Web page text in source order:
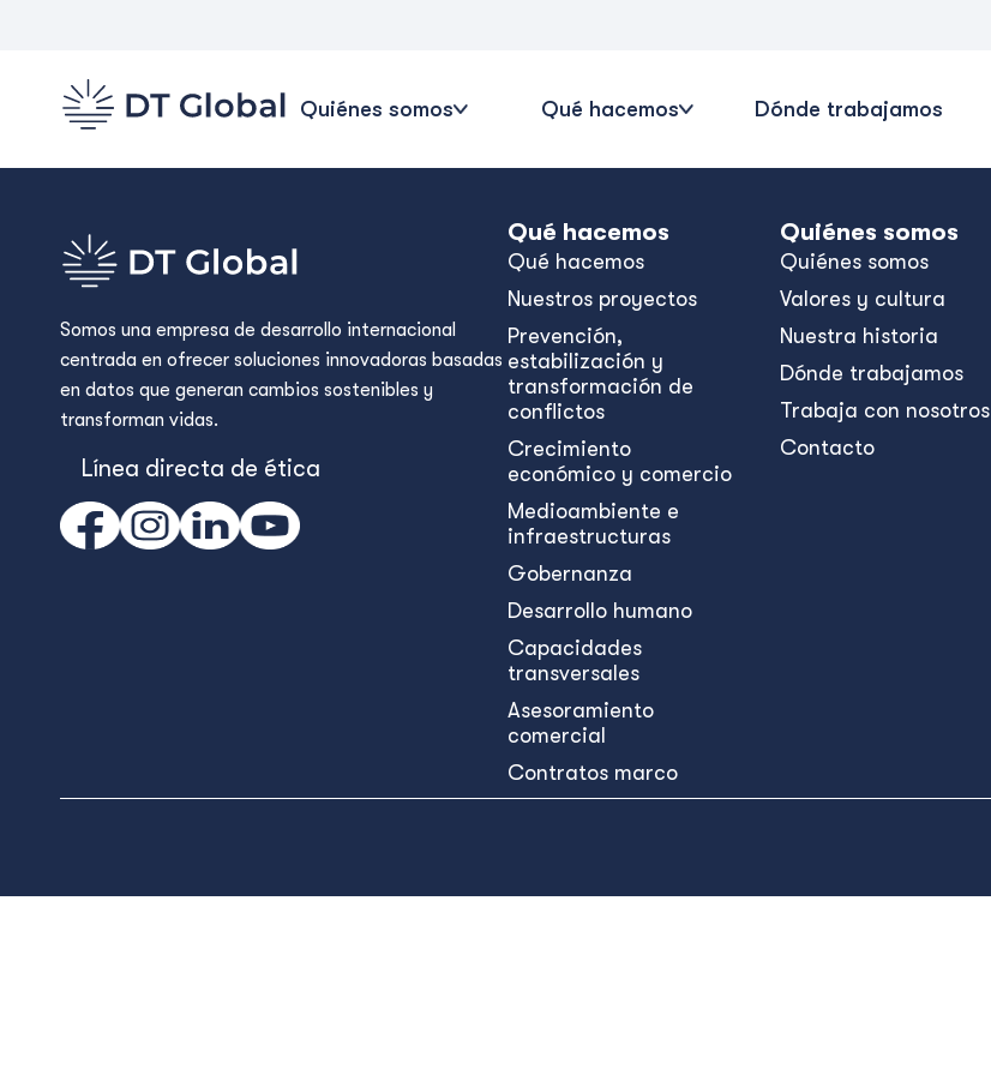
Quiénes somos Qué hacemos Dónde trabajamos
Somos una empresa de desarrollo internacional
centrada en ofrecer soluciones innovadoras basadas
en datos que generan cambios sostenibles y
transforman vidas.
Línea directa de ética
Qué hacemos
Qué hacemos
Nuestros proyectos
Prevención,
estabilización y
transformación de
conflictos
Crecimiento
económico y comercio
Medioambiente e
infraestructuras
Gobernanza
Desarrollo humano
Capacidades
transversales
Asesoramiento
comercial
Contratos marco
Quiénes somos
Quiénes somos
Valores y cultura
Nuestra historia
Dónde trabajamos
Trabaja con nosotros
Contacto